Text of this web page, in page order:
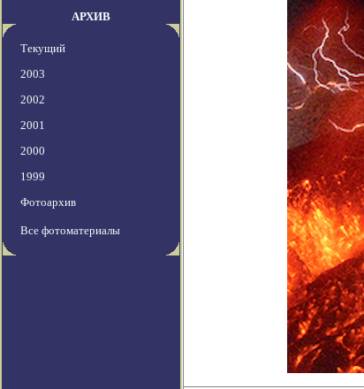
АРХИВ
Текущий
2003
2002
2001
2000
1999
Фотоархив
Все фотоматериалы